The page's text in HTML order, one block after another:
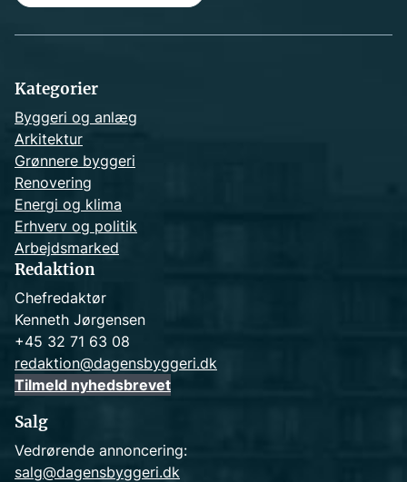
Kategorier
Byggeri og anlæg
Arkitektur
Grønnere byggeri
Renovering
Energi og klima
Erhverv og politik
Arbejdsmarked
Redaktion
Chefredaktør
Kenneth Jørgensen
+45 32 71 63 08
redaktion@dagensbyggeri.dk
Tilmeld nyhedsbrevet
Salg
Vedrørende annoncering:
salg@dagensbyggeri.dk